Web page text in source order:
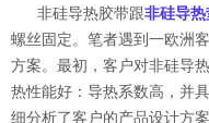
非硅导热胶带跟非硅导
螺丝固定。笔者遇到一欧洲
方案。最初，客户对非硅导
热性能好：导热系数高，并
细分析了客户的产品设计方